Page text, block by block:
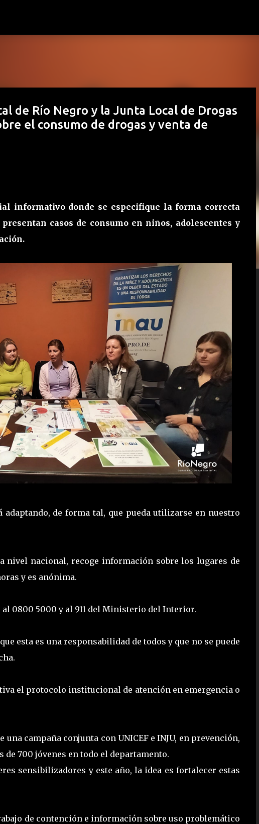
de Río Negro y la Junta Local de Drogas
el consumo de drogas y venta de
informativo donde se especifique la forma correcta
casos de consumo en niños, adolescentes y
adaptando, de forma tal, que pueda utilizarse en nuestro
nivel nacional, recoge información sobre los lugares de
y es anónima.
0800 5000 y al 911 del Ministerio del Interior.
esta es una responsabilidad de todos y que no se puede
el protocolo institucional de atención en emergencia o
una campaña conjunta con UNICEF e INJU, en prevención,
700 jóvenes en todo el departamento.
sensibilizadores y este año, la idea es fortalecer estas
de contención e información sobre uso problemático